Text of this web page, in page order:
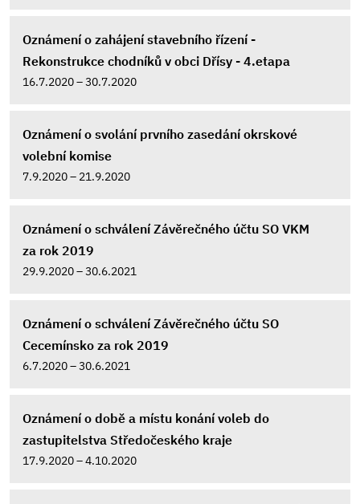
Oznámení o zahájení stavebního řízení -
Rekonstrukce chodníků v obci Dřísy - 4.etapa
16.7.2020 – 30.7.2020
Oznámení o svolání prvního zasedání okrskové
volební komise
7.9.2020 – 21.9.2020
Oznámení o schválení Závěrečného účtu SO VKM
za rok 2019
29.9.2020 – 30.6.2021
Oznámení o schválení Závěrečného účtu SO
Cecemínsko za rok 2019
6.7.2020 – 30.6.2021
Oznámení o době a místu konání voleb do
zastupitelstva Středočeského kraje
17.9.2020 – 4.10.2020